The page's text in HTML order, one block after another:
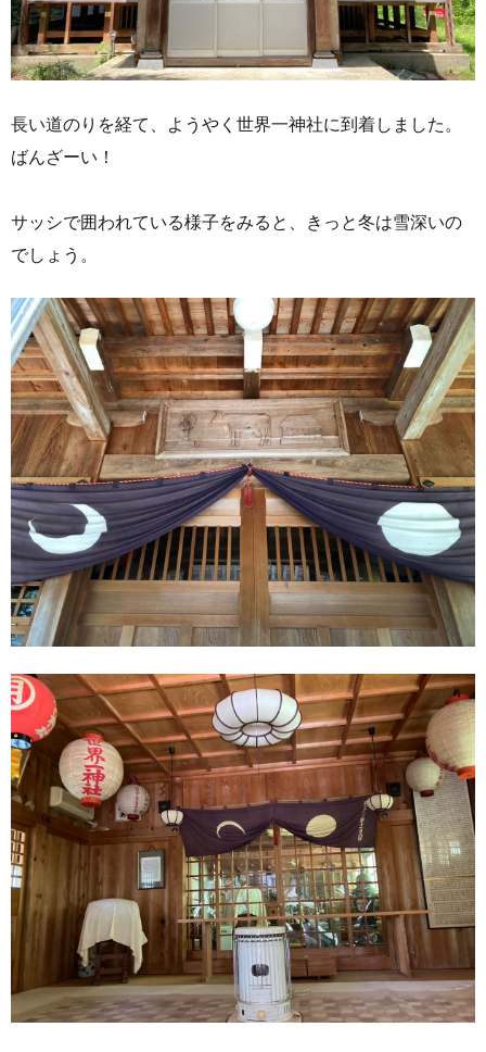
長い道のりを経て、ようやく世界一神社に到着しました。
ばんざーい！
サッシで囲われている様子をみると、きっと冬は雪深いの
でしょう。